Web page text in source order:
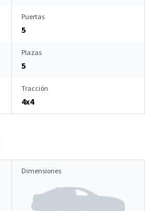
Puertas
5
Plazas
5
Tracción
4x4
Dimensiones